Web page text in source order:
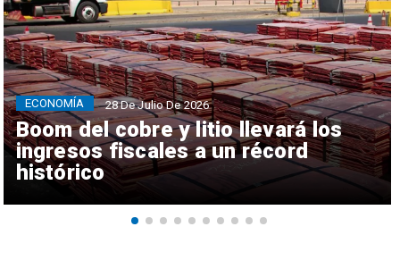
Boom del cobre y litio llevará los
ingresos fiscales a un récord
histórico
ECONOMÍA 28 De Julio De 2026